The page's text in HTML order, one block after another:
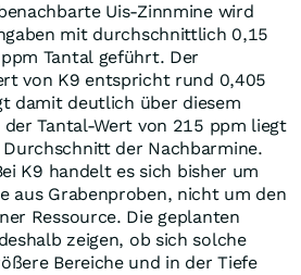
Uis-Zinnmine wird
mit durchschnittlich 0,15
Tantal geführt. Der
von K9 entspricht rund 0,405
damit deutlich über diesem
Tantal-Wert von 215 ppm liegt
der Nachbarmine.
K9 handelt es sich bisher um
aus Grabenproben, nicht um den
Ressource. Die geplanten
zeigen, ob sich solche
Bereiche und in der Tiefe